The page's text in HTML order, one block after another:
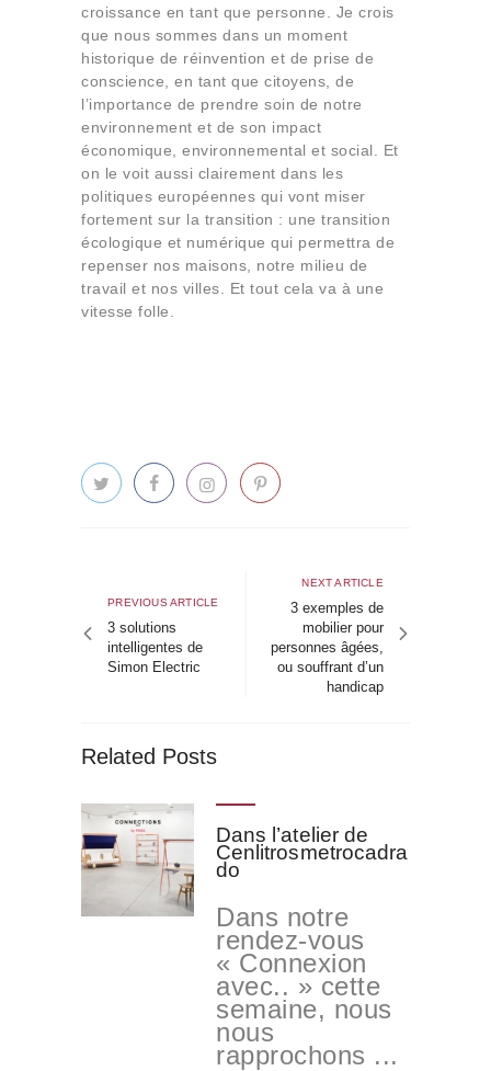
croissance en tant que personne. Je crois
que nous sommes dans un moment
historique de réinvention et de prise de
conscience, en tant que citoyens, de
l’importance de prendre soin de notre
environnement et de son impact
économique, environnemental et social. Et
on le voit aussi clairement dans les
politiques européennes qui vont miser
fortement sur la transition : une transition
écologique et numérique qui permettra de
repenser nos maisons, notre milieu de
travail et nos villes. Et tout cela va à une
vitesse folle.
l’article
Previous
article
PREVIOUS ARTICLE
3 solutions
intelligentes de
Simon Electric
Next
article
NEXT ARTICLE
3 exemples de
mobilier pour
personnes âgées,
ou souffrant d’un
handicap
Related Posts
Dans l’atelier de
Cenlitrosmetrocadra
do
Dans notre
rendez-vous
« Connexion
avec.. » cette
semaine, nous
nous
rapprochons ...